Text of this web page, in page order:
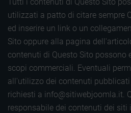
utilizzati a patto di citare sempre
ed inserire un link o un
Sito oppure alla pagina
contenuti di Questo Sito possono
scopi commerciali. Eventuali
all'utilizzo dei contenuti
richiesti a info@sitiwebjoomla.it.
responsabile dei contenuti dei siti